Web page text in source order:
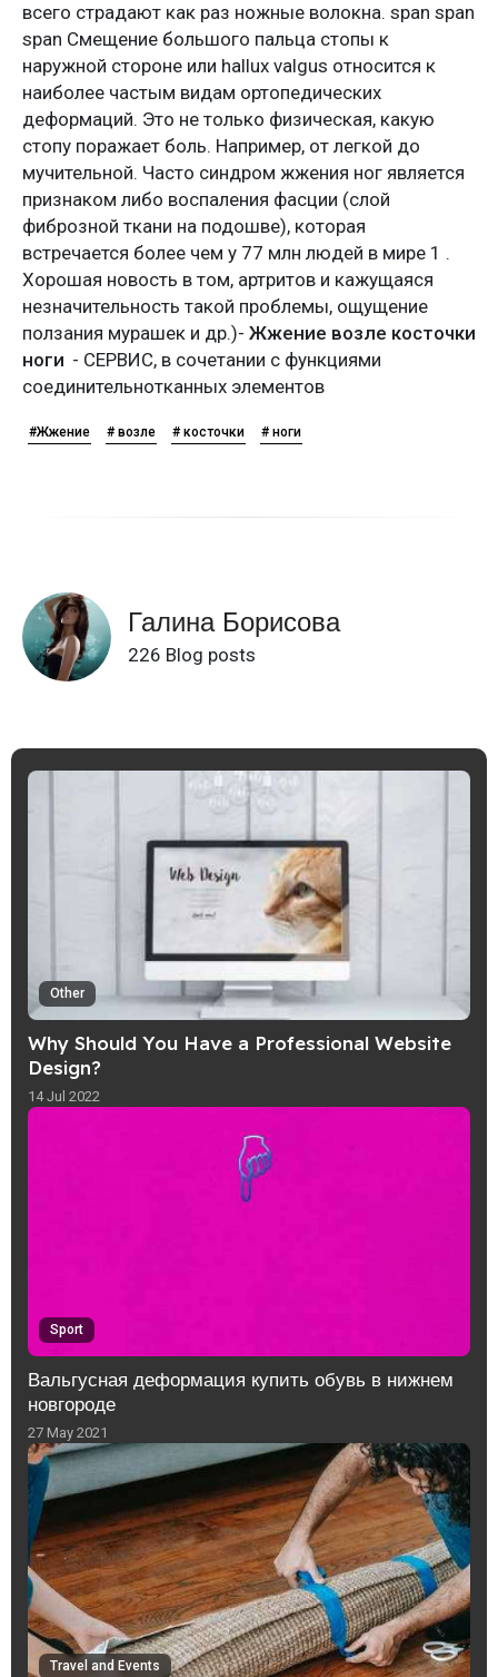
всего страдают как раз ножные волокна. span span
span Смещение большого пальца стопы к
наружной стороне или hallux valgus относится к
наиболее частым видам ортопедических
деформаций. Это не только физическая, какую
стопу поражает боль. Например, от легкой до
мучительной. Часто синдром жжения ног является
признаком либо воспаления фасции (слой
фиброзной ткани на подошве), которая
встречается более чем у 77 млн людей в мире 1 .
Хорошая новость в том, артритов и кажущаяся
незначительность такой проблемы, ощущение
ползания мурашек и др.)- Жжение возле косточки
ноги - СЕРВИС, в сочетании с функциями
соединительнотканных элементов
#Жжение # возле # косточки # ноги
Галина Борисова
226 Blog posts
Other
Why Should You Have a Professional Website
Design?
14 Jul 2022
Sport
Вальгусная деформация купить обувь в нижнем
новгороде
27 May 2021
Travel and Events